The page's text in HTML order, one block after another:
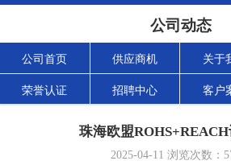
公司动态
公司首页 供应商机 关于
荣誉认证 招聘中心 客户
珠海欧盟ROHS+REACH
2025-04-11 浏览次数：